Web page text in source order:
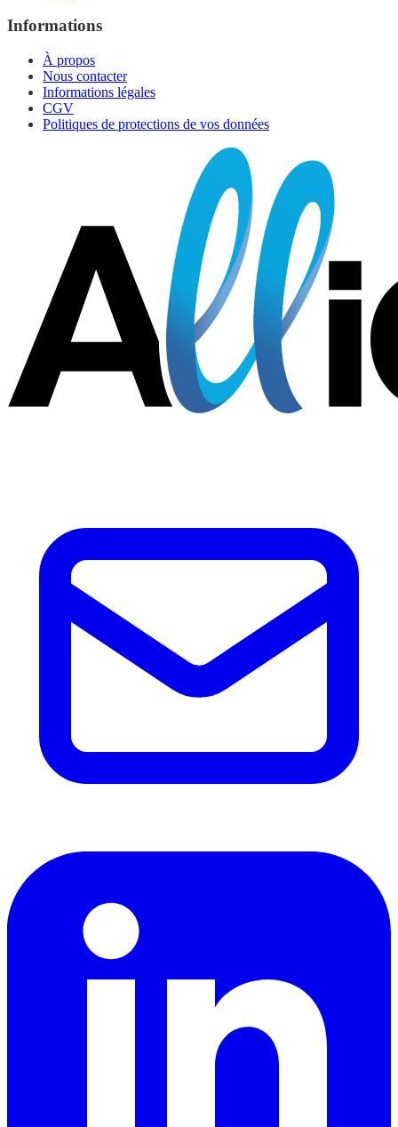
Informations
À propos
Nous contacter
Informations légales
CGV
Politiques de protections de vos données